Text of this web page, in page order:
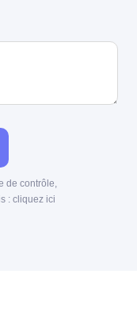
de contrôle,
: cliquez ici